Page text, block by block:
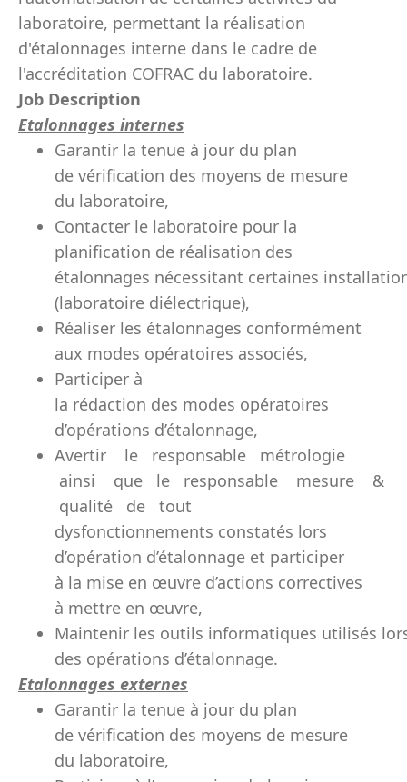
laboratoire, permettant la réalisation
d'étalonnages interne dans le cadre de
l'accréditation COFRAC du laboratoire.
Job Description
Etalonnages internes
Garantir la tenue à jour du plan
de vérification des moyens de mesure
du laboratoire,
Contacter le laboratoire pour la
planification de réalisation des
étalonnages nécessitant certaines
(laboratoire diélectrique),
Réaliser les étalonnages conformément
aux modes opératoires associés,
Participer à
la rédaction des modes opératoires
d’opérations d’étalonnage,
Avertir le responsable métrologie
ainsi que le responsable mesure &
qualité de tout
dysfonctionnements constatés lors
d’opération d’étalonnage et participer
à la mise en œuvre d’actions correctives
à mettre en œuvre,
Maintenir les outils informatiques utilisés
des opérations d’étalonnage.
Etalonnages externes
Garantir la tenue à jour du plan
de vérification des moyens de mesure
du laboratoire,